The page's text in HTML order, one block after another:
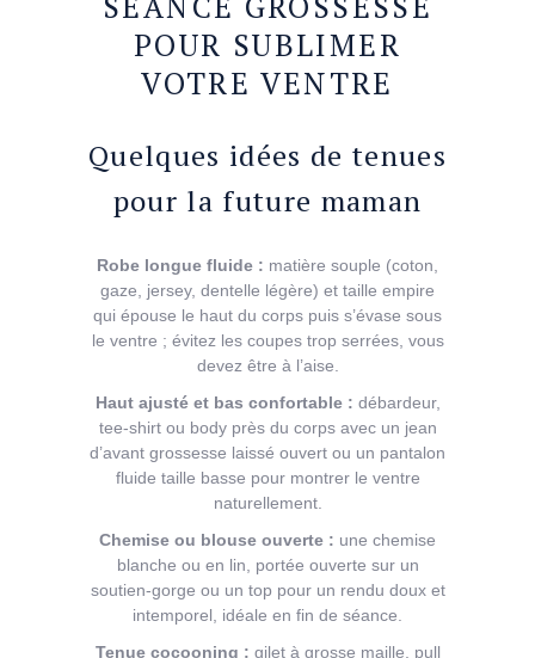
POUR SUBLIMER
VOTRE VENTRE
Quelques idées de tenues
pour la future maman
Robe longue fluide : matière souple (coton,
gaze, jersey, dentelle légère) et taille empire
qui épouse le haut du corps puis s’évase sous
le ventre ; évitez les coupes trop serrées, vous
devez être à l’aise.
Haut ajusté et bas confortable : débardeur,
tee-shirt ou body près du corps avec un jean
d’avant grossesse laissé ouvert ou un pantalon
fluide taille basse pour montrer le ventre
naturellement.
Chemise ou blouse ouverte : une chemise
blanche ou en lin, portée ouverte sur un
soutien-gorge ou un top pour un rendu doux et
intemporel, idéale en fin de séance.
Tenue cocooning : gilet à grosse maille, pull